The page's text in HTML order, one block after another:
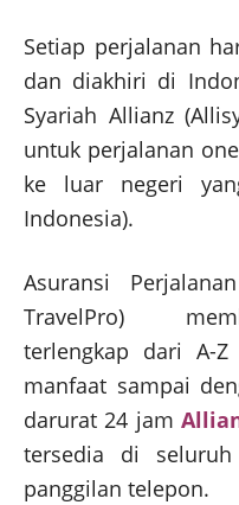
Setiap perjalanan
dan diakhiri di
Syariah Allianz
untuk perjalanan
ke luar negeri
Indonesia).
Asuransi
TravelPro)
terlengkap dari A-
manfaat sampai
darurat 24 jam
tersedia di
panggilan telepon.